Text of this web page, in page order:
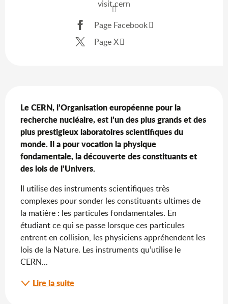
visit.cern
Page Facebook
Page X
Le CERN, l’Organisation européenne pour la
recherche nucléaire, est l’un des plus grands et des
plus prestigieux laboratoires scientifiques du
monde. Il a pour vocation la physique
fondamentale, la découverte des constituants et
des lois de l’Univers.
Il utilise des instruments scientifiques très
complexes pour sonder les constituants ultimes de
la matière : les particules fondamentales. En
étudiant ce qui se passe lorsque ces particules
entrent en collision, les physiciens appréhendent les
lois de la Nature. Les instruments qu’utilise le
CERN...
Lire la suite